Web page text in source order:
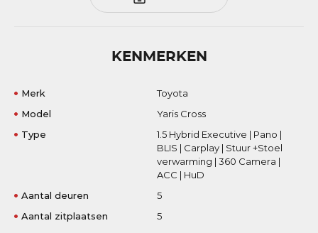
KENMERKEN
Merk
Toyota
Model
Yaris Cross
Type
1.5 Hybrid Executive | Pano |
BLIS | Carplay | Stuur +Stoel
verwarming | 360 Camera |
ACC | HuD
Aantal deuren
5
Aantal zitplaatsen
5